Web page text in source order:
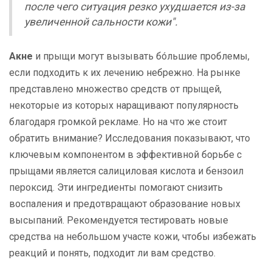
после чего ситуация резко ухудшается из-за
увеличенной сальности кожи".
Акне и прыщи могут вызывать бóльшие проблемы,
если подходить к их лечению небрежно. На рынке
представлено множество средств от прыщей,
некоторые из которых наращивают популярность
благодаря громкой рекламе. Но на что же стоит
обратить внимание? Исследования показывают, что
ключевым компонентом в эффективной борьбе с
прыщами является салициловая кислота и бензоил
пероксид. Эти ингредиенты помогают снизить
воспаления и предотвращают образование новых
высыпаний. Рекомендуется тестировать новые
средства на небольшом участе кожи, чтобы избежать
реакций и понять, подходит ли вам средство.